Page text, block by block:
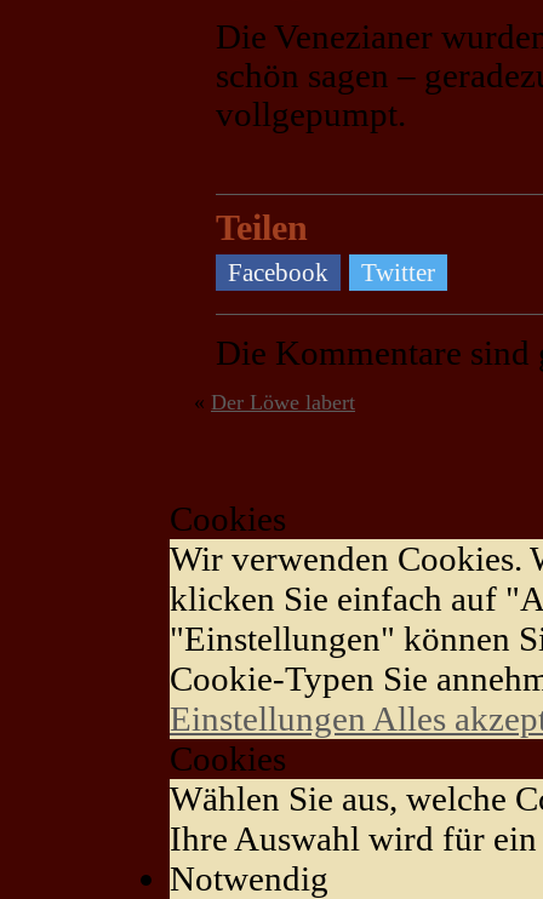
Die Venezianer
schön sagen –
vollgepumpt.
Teilen
Facebook Twitter
Die Kommentare sind
« Der Löwe labert
Cookies
Wir verwenden Cookies.
klicken Sie einfach auf
"Einstellungen" können
Cookie-Typen Sie
Einstellungen Alles
Cookies
Wählen Sie aus, welche
Ihre Auswahl wird für ein
Notwendig